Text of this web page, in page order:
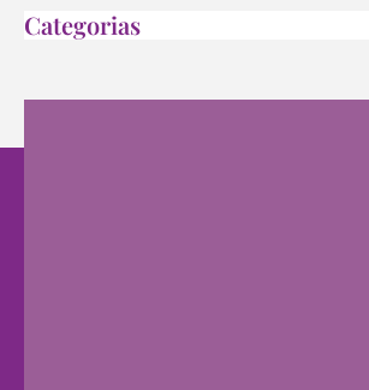
Categorias